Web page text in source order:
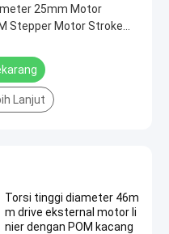
25mm Motor
Stepper Motor Stroke
Lanjut
Torsi tinggi diameter 46m
m drive eksternal motor li
nier dengan POM kacang